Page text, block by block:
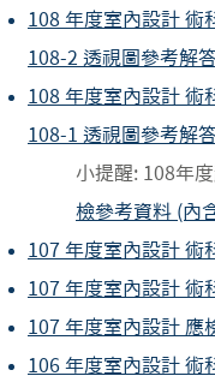
108 年度室內設計 術
​108-2 透視圖參考解
108 年度室內設計 術
​108-1 透視圖參考解
小提醒:​ 108年
檢參考資料 (內
107 年度室內設計 術
107 年度室內設計 術
107 年度室內設計 應
106 年度室內設計 術